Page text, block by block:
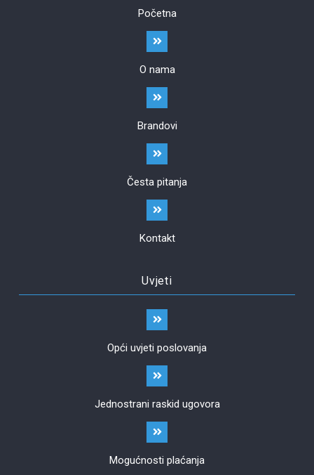
Početna
O nama
Brandovi
Česta pitanja
Kontakt
Uvjeti
Opći uvjeti poslovanja
Jednostrani raskid ugovora
Mogućnosti plaćanja